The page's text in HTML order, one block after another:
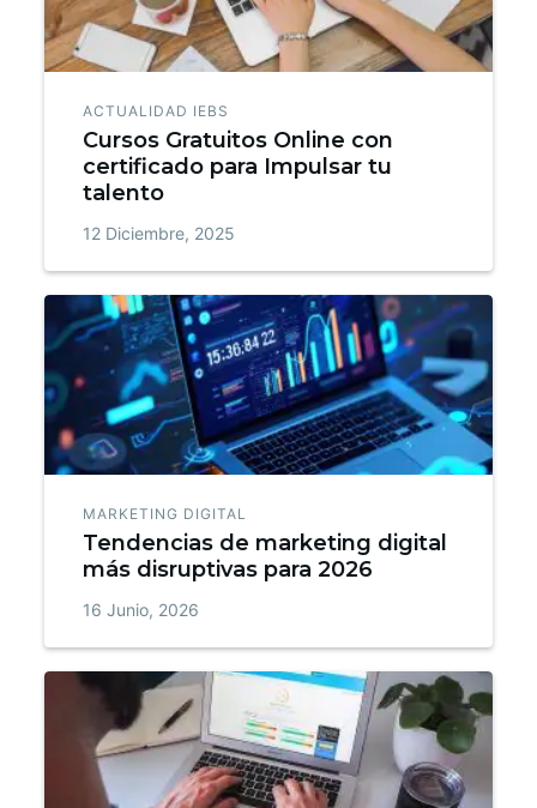
ACTUALIDAD IEBS
Cursos Gratuitos Online con
certificado para Impulsar tu
talento
12 Diciembre, 2025
MARKETING DIGITAL
Tendencias de marketing digital
más disruptivas para 2026
16 Junio, 2026